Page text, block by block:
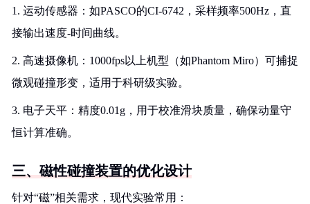
1. 运动传感器：如PASCO的CI-6742，采样频率500Hz，直
接输出速度-时间曲线。
2. 高速摄像机：1000fps以上机型（如Phantom Miro）可捕捉
微观碰撞形变，适用于科研级实验。
3. 电子天平：精度0.01g，用于校准滑块质量，确保动量守
恒计算准确。
三、磁性碰撞装置的优化设计
针对“磁”相关需求，现代实验常用：